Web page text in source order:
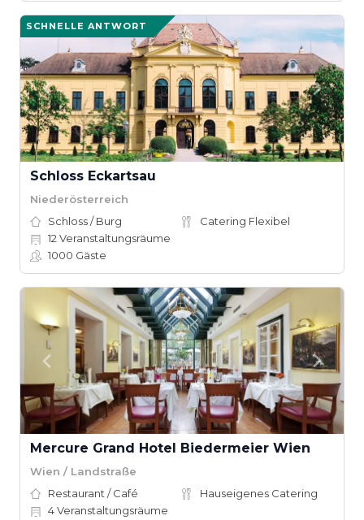
SCHNELLE ANTWORT
Schloss Eckartsau
Niederösterreich
Schloss / Burg
Catering Flexibel
12 Veranstaltungsräume
1000 Gäste
Mercure Grand Hotel Biedermeier Wien
Wien / Landstraße
Restaurant / Café
Hauseigenes Catering
4Veranstaltungsräume